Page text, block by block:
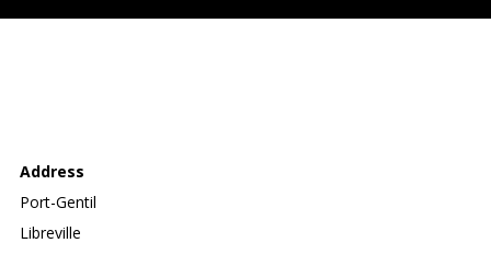
Address
Port-Gentil
Libreville